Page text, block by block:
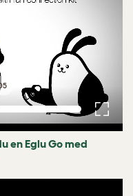
en Eglu Go med